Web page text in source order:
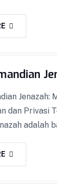
Jenazah:
dan Privasi
adalah